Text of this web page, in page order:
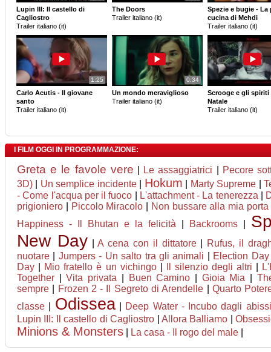
Lupin III: Il castello di
Cagliostro
Trailer italiano (it)
The Doors
Trailer italiano (it)
Spezie e bugie - La
cucina di Mehdi
Trailer italiano (it)
1:25
Carlo Acutis - Il giovane
santo
Trailer italiano (it)
0:34
Un mondo meraviglioso
Trailer italiano (it)
Scrooge e gli spiriti
Natale
Trailer italiano (it)
I FILM OGGI IN PROGRAMMAZIONE:
Greta e le favole vere Le assaggiatrici
Pecore
3D)
Un semplice incidente| Hokum Marty Supreme |
- Come l'acqua per il fuoco
L'attachment - La tenerezza
prigioniero
Piccolo Miracolo Non bussare alla mia porta
Happiness - Il Bhutan e la felicità
Backrooms
New Day |A cena con il dittatore|
Rufus, il
nuotare
Jumpers - Un salto tra gli animali Election Day
Day
Mio fratello è un vichingo| Il silenzio degli altri
Together |Vita privata Buen Camino Gioia Mia
sempre
Frozen 2 - Il Segreto di Arendelle
Quarto
classe
Odissea|
Deep Water - Incubo dagli abissi
Lupin III: Il castello di Cagliostro |Allora Balliamo |
Minions & Monsters La casa - Il rogo del male